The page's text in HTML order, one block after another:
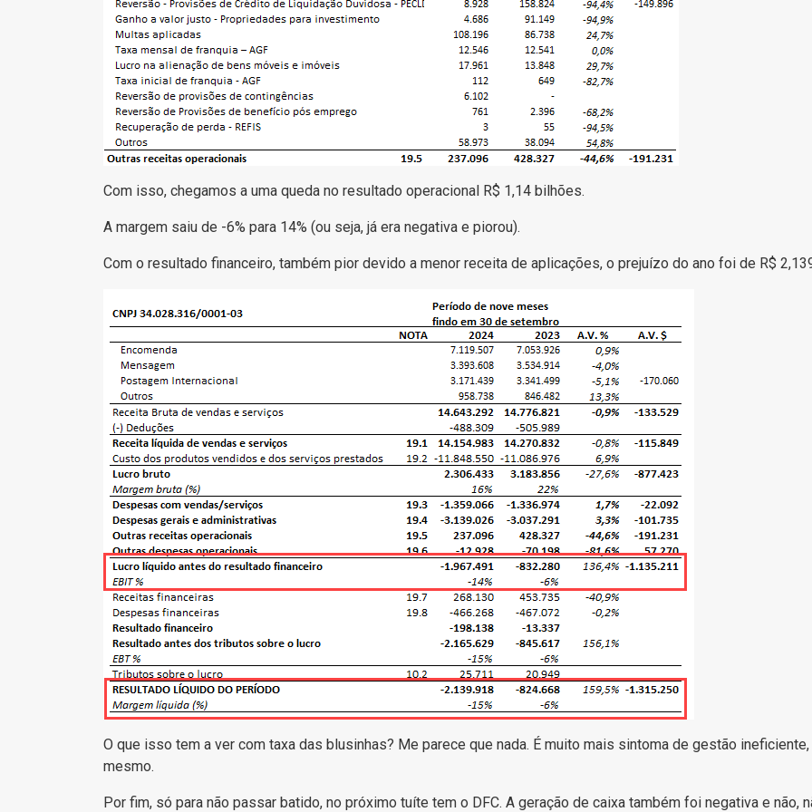
Com isso, chegamos a uma queda no resultado operacional R$ 1,14 bilhões.
A margem saiu de -6% para 14% (ou seja, já era negativa e piorou).
Com o resultado financeiro, também pior devido a menor receita de aplicações, o prejuízo do ano foi de R$
O que isso tem a ver com taxa das blusinhas? Me parece que nada. É muito mais sintoma de gestão ineficiente,
mesmo.
Por fim, só para não passar batido, no próximo tuíte tem o DFC. A geração de caixa também foi negativa e não,